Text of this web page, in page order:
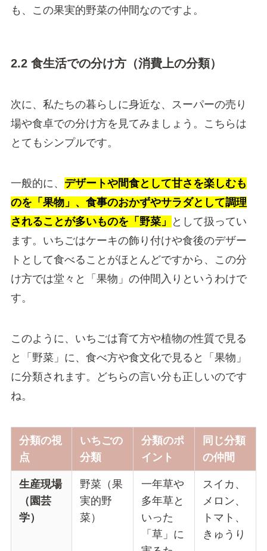
も、この果実的野菜の仲間なのですよ。
2.2 食生活での分け方（消費上の分類）
次に、私たちの暮らしに身近な、スーパーの売り
場や食卓での分け方を見てみましょう。こちらは
とてもシンプルです。
一般的に、 デザートや間食として甘さを楽しむも
のを「果物」、食事のおかずやサラダとして調理
されることが多いものを「野菜」
として扱ってい
ます。いちごはケーキの飾り付けや食後のデザー
トとして食べることがほとんどですから、この分
け方では堂々と「果物」の仲間入りというわけで
す。
このように、いちごは育て方や植物の性質で見る
と「野菜」に、食べ方や食文化で見ると「果物」
に分類されます。どちらの言い分も正しいのです
ね。
分類の視
点
いちごの
分類
分類のポ
イント
同じ分類
の仲間
生産現場
（園芸
学）
野菜（果
実的野
菜）
一年草や
多年草と
いった
「草」に
スイカ、
メロン、
トマト、
きゅうり